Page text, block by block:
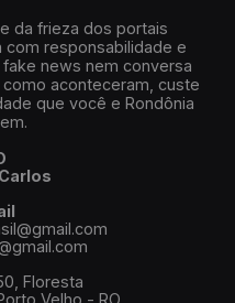
da frieza dos portais
com responsabilidade e
fake news nem conversa
aconteceram, custe
que você e Rondônia
Floresta
Velho - RO